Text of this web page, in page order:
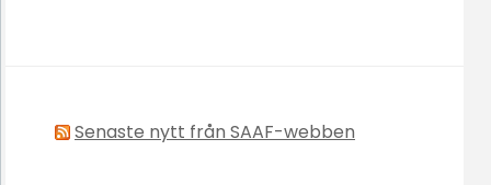
Senaste nytt från SAAF-webben